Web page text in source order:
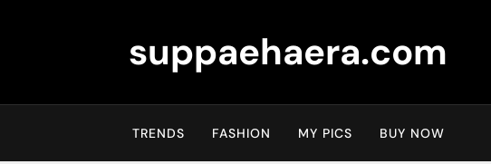
suppaehaera.com
TRENDS FASHION MY PICS BUY NOW